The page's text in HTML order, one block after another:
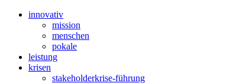
innovativ
mission
menschen
pokale
leistung
krisen
stakeholderkrise-führung